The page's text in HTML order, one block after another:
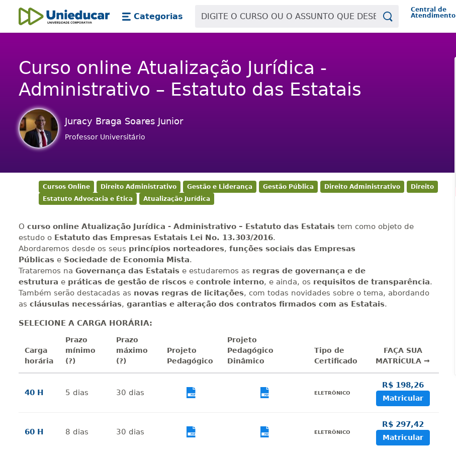
Skip main navigation
Skip to main content
Unieducar
Categorias
Central de
Atendimento
Curso online Atualização Jurídica -
Administrativo – Estatuto das Estatais
Juracy Braga Soares Junior
Professor Universitário
Cursos Online Direito Administrativo Gestão e Liderança Gestão Pública Direito Administrativo
Direito
Estatuto Advocacia e Ética
Atualização Jurídica
O curso online Atualização Jurídica - Administrativo – Estatuto das Estatais tem como objeto de
estudo o Estatuto das Empresas Estatais Lei No. 13.303/2016.
Abordaremos desde os seus princípios norteadores, funções sociais das Empresas
Públicas e Sociedade de Economia Mista.
Trataremos na Governança das Estatais e estudaremos as regras de governança e de
estrutura e práticas de gestão de riscos e controle interno, e ainda, os requisitos de transparência.
Também serão destacadas as novas regras de licitações, com todas novidades sobre o tema, abordando
as cláusulas necessárias, garantias e alteração dos contratos firmados com as Estatais.
SELECIONE A CARGA HORÁRIA:
Carga
horária
Prazo
mínimo
(?)
Prazo
máximo
(?)
Projeto
Pedagógico
Projeto
Pedagógico
Dinâmico
Tipo de
Certificado
FAÇA SUA
MATRÍCULA →
40 H 5 dias 30 dias Visualizar
ELETRÔNICO
R$ 198,26
Matricular
60 H 8 dias 30 dias Visualizar
ELETRÔNICO
R$ 297,42
Matricular